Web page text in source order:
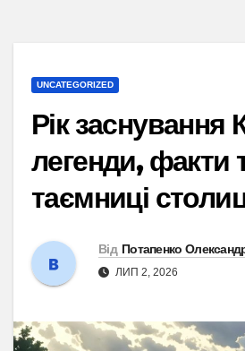
UNCATEGORIZED
Рік заснування
легенди, факти
таємниці
Від Потапенко
ЛИП 2, 2026